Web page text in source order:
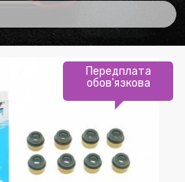
Передплата
обов'язкова